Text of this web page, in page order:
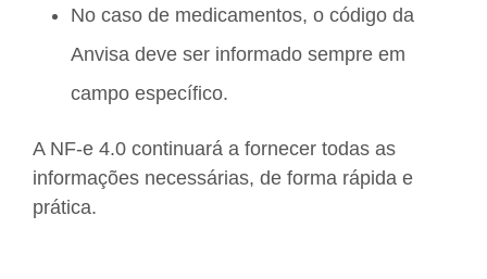
No caso de medicamentos, o código da
Anvisa deve ser informado sempre em
campo específico.
A NF-e 4.0 continuará a fornecer todas as
informações necessárias, de forma rápida e
prática.